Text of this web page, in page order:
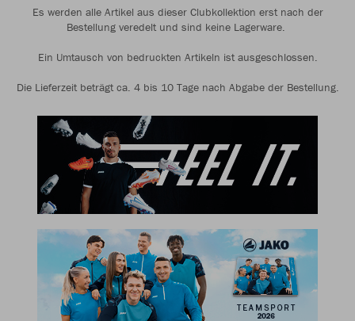
Es werden alle Artikel aus dieser Clubkollektion erst nach der
Bestellung veredelt und sind keine Lagerware.
Ein Umtausch von bedruckten Artikeln ist ausgeschlossen.
Die Lieferzeit beträgt ca. 4 bis 10 Tage nach Abgabe der Bestellung.